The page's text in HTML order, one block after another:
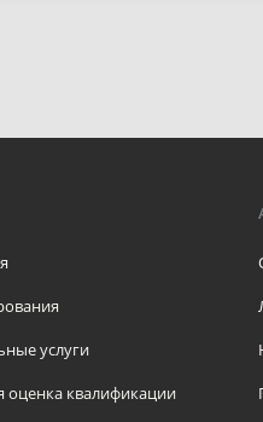
услуги
оценка квалификации